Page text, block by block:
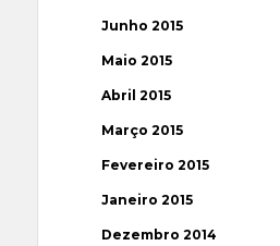
Junho 2015
Maio 2015
Abril 2015
Março 2015
Fevereiro 2015
Janeiro 2015
Dezembro 2014